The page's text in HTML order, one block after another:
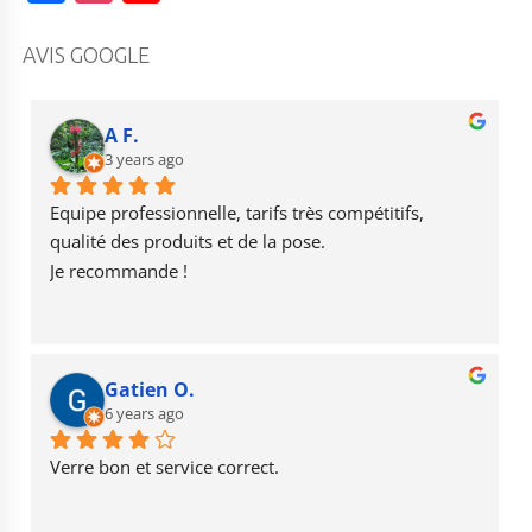
a
c
b
o
o
k
st
a
r
a
m
b
e
AVIS GOOGLE
A F.
3 years ago
Equipe professionnelle, tarifs très compétitifs,
qualité des produits et de la pose.
Je recommande !
Gatien O.
6 years ago
Verre bon et service correct.